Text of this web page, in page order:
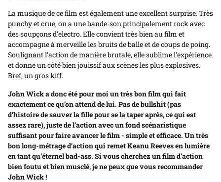
La musique de ce film est également une excellent surprise. Très
punchy et crue, on a une bande-son principalement rock avec
des soupçons d’electro. Elle convient très bien au film et
accompagne à merveille les bruits de balle et de coups de poing.
Soulignant l’action de manière brutale, elle sublime l’expérience
et donne un côté bien jouissif aux scènes les plus explosives.
Bref, un gros kiff.
John Wick a donc été pour moi un très bon film qui fait
exactement ce qu’on attend de lui. Pas de bullshit (pas
d’histoire de sauver la fille pour se la taper après, ce qui est
assez rare), juste de l’action avec un fond scénaristique
suffisant pour faire avancer le film - simple et efficace. Un très
bon long-métrage d’action qui remet Keanu Reeves en lumière
en tant qu’éternel bad-ass. Si vous cherchez un film d’action
bien foutu et bien musclé, je ne peux que vous recommander
John Wick !